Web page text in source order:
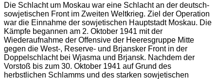
Die Schlacht um Moskau war eine Schlacht an der deutsch-
sowjetischen Front im Zweiten Weltkrieg. Ziel der Operation
war die Einnahme der sowjetischen Hauptstadt Moskau. Die
Kämpfe begannen am 2. Oktober 1941 mit der
Wiederaufnahme der Offensive der Heeresgruppe Mitte
gegen die West-, Reserve- und Brjansker Front in der
Doppelschlacht bei Wjasma und Brjansk. Nachdem der
Vorstoß bis zum 30. Oktober 1941 auf Grund des
herbstlichen Schlamms und des starken sowjetischen